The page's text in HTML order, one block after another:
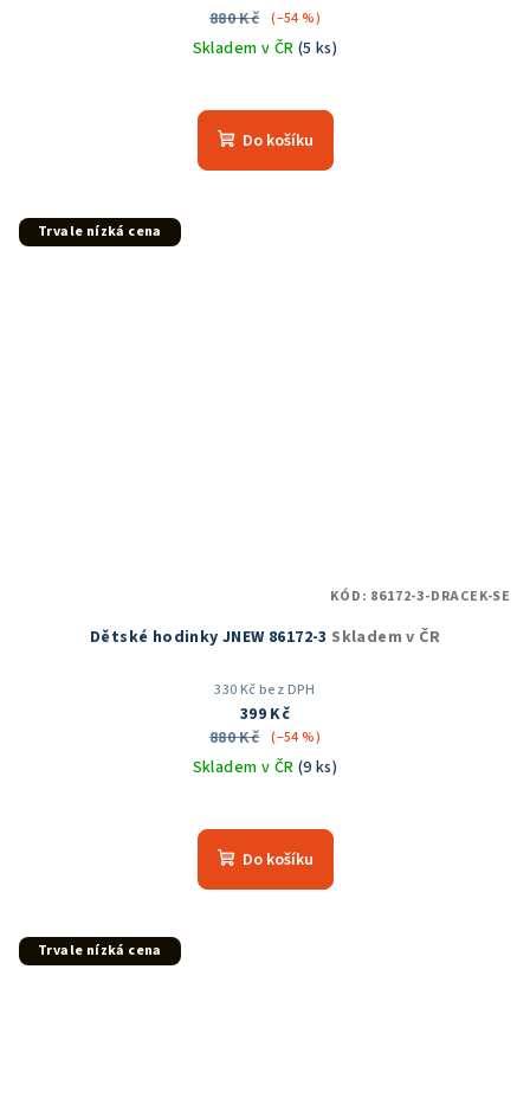
880 Kč (–54 %)
Skladem v ČR (5 ks)
Do košíku
Trvale nízká cena
Dětské hodinky JNEW 86172-3 Skladem v ČR
330 Kč bez DPH
399 Kč
880 Kč (–54 %)
Skladem v ČR (9 ks)
Do košíku
KÓD: 86172-3-DRACEK-SE
Trvale nízká cena